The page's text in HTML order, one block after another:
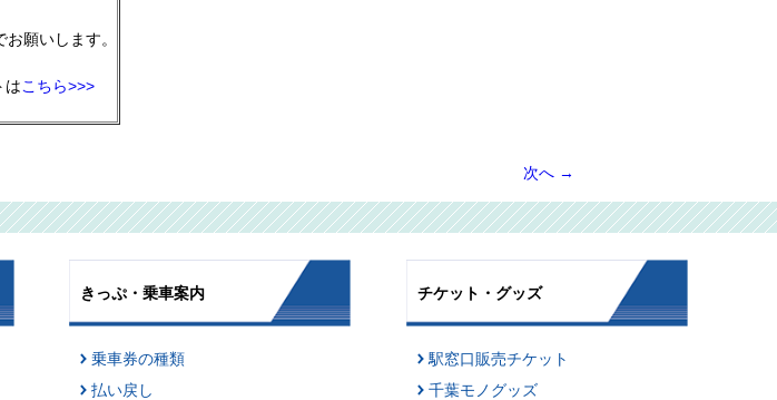
願いします。
はこちら>>>
次へ →
きっぷ・乗車案内
乗車券の種類
払い戻し
チケット・グッズ
駅窓口販売チケット
千葉モノグッズ